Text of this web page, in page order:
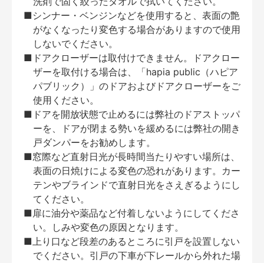
■シンナー・ベンジンなどを使用すると、表面の艶
がなくなったり変色する場合がありますので使用
しないでください。
■ドアクローザーは取付けできません。ドアクロー
ザーを取付ける場合は、「hapia public（ハピア
パブリック）」のドアおよびドアクローザーをご
使用ください。
■ドアを開放状態で止めるには弊社のドアストッパ
ーを、ドアが閉まる勢いを緩めるには弊社の開き
戸ダンパーをお勧めします。
■窓際など直射日光が長時間当たりやすい場所は、
表面の日焼けによる変色の恐れがあります。カー
テンやブラインドで直射日光をさえぎるようにし
てください。
■扉に油分や薬品など付着しないようにしてくださ
い。しみや変色の原因となります。
■上り口など段差のあるところに引戸を設置しない
でください。引戸の下車が下レールから外れた場